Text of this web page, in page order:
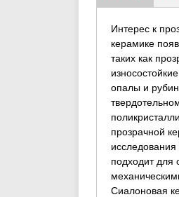
Интерес к
керамике
таких как
опалы и
прозрачной
исследования
подходит для
Сиалоновая